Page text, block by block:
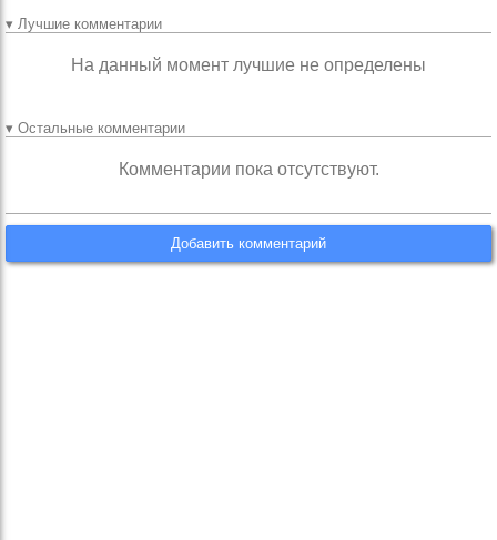
▾ Лучшие комментарии
На данный момент лучшие не определены
▾ Остальные комментарии
Комментарии пока отсутствуют.
Добавить комментарий